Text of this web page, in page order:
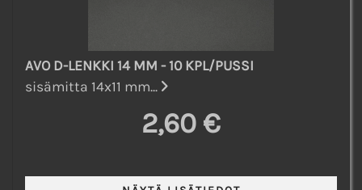
AVO D-LENKKI 14 MM - 10 KPL/PUSSI
sisämitta 14x11 mm...
2,60 €